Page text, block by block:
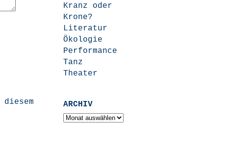
Kranz oder
Krone?
Literatur
Ökologie
Performance
Tanz
Theater
ARCHIV
Archiv